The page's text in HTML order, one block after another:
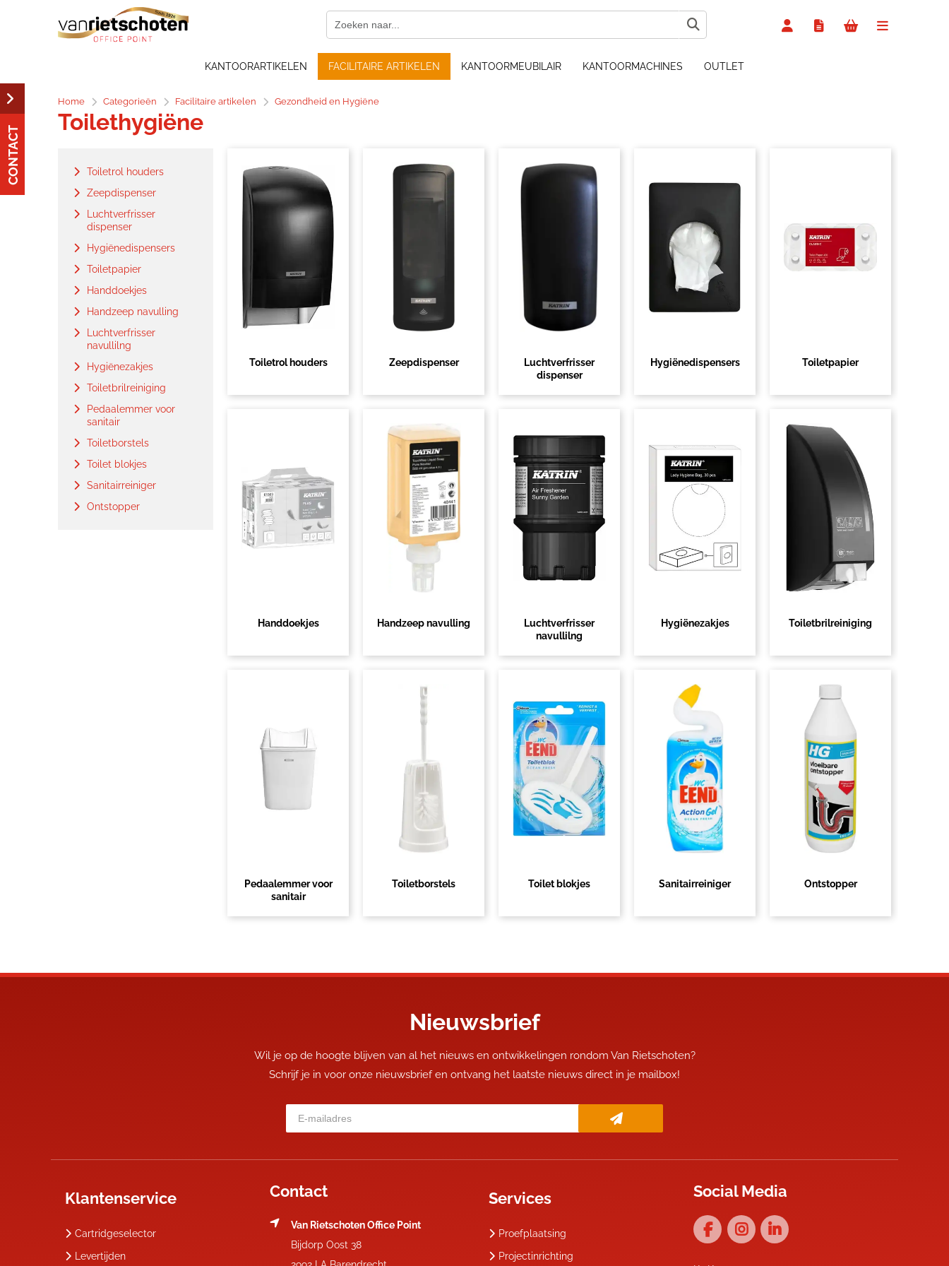
KANTOORARTIKELEN FACILITAIRE ARTIKELEN KANTOORMEUBILAIR KANTOORMACHINES OUTLET
Home Categorieën Facilitaire artikelen Gezondheid en Hygiëne
Toilethygiëne
Toiletrol houders
Zeepdispenser
Luchtverfrisser
dispenser
Hygiënedispensers
Toiletpapier
Handdoekjes
Handzeep navulling
Luchtverfrisser
navullilng
Hygiënezakjes
Toiletbrilreiniging
Pedaalemmer voor
sanitair
Toiletborstels
Toilet blokjes
Sanitairreiniger
Ontstopper
Toiletrol houders Zeepdispenser
Luchtverfrisser
dispenser
Hygiënedispensers Toiletpapier
Handdoekjes Handzeep navulling
Luchtverfrisser
navullilng
Hygiënezakjes Toiletbrilreiniging
Pedaalemmer voor
sanitair
Toiletborstels Toilet blokjes Sanitairreiniger Ontstopper
Nieuwsbrief
Wil je op de hoogte blijven van al het nieuws en ontwikkelingen rondom Van Rietschoten?
Schrijf je in voor onze nieuwsbrief en ontvang het laatste nieuws direct in je mailbox!
Klantenservice
Cartridgeselector
Levertijden
Contact
Van Rietschoten Office Point
Bijdorp Oost 38
Services
Proefplaatsing
Projectinrichting
Social Media
CONTACT